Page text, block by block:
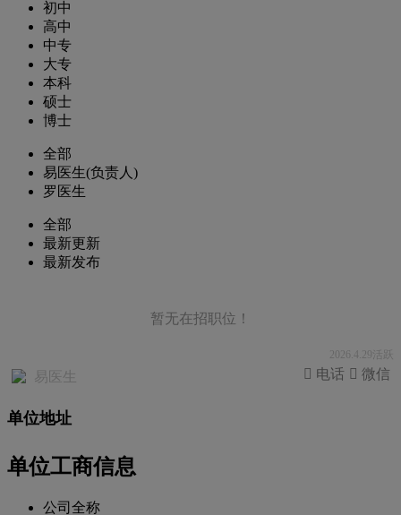
初中
高中
中专
大专
本科
硕士
博士
全部
易医生(负责人)
罗医生
全部
最新更新
最新发布
暂无在招职位！
2026.4.29活跃
易医生  微信
 电话
单位地址
单位工商信息
公司全称